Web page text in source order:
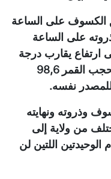
الكسوف على الساعة
ذروته على الساعة
ارتفاع يقارب درجة
واحدة فوق الأفق الغربي, حيث سيحجب القمر 98,6
نفسه.
وذروته ونهايته
من ولاية إلى
اللتين لن